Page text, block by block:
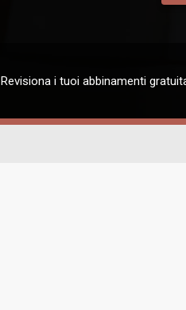
Revisiona i tuoi abbinamenti